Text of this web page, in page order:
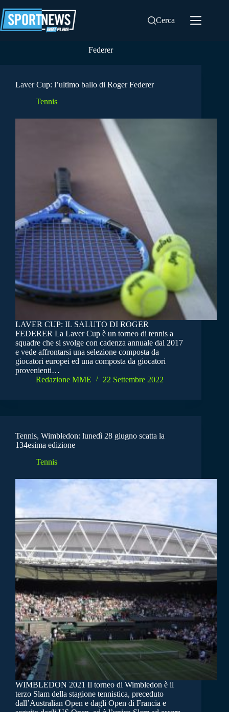
al
contenuto
Cerca
Federer
Laver Cup: l’ultimo ballo di Roger Federer
Tennis
LAVER CUP: IL SALUTO DI ROGER
FEDERER La Laver Cup è un torneo di tennis a
squadre che si svolge con cadenza annuale dal 2017
e vede affrontarsi una selezione composta da
giocatori europei ed una composta da giocatori
provenienti…
Redazione MME
22 Settembre 2022
Tennis, Wimbledon: lunedì 28 giugno scatta la
134esima edizione
Tennis
WIMBLEDON 2021 Il torneo di Wimbledon è il
terzo Slam della stagione tennistica, preceduto
dall’Australian Open e dagli Open di Francia e